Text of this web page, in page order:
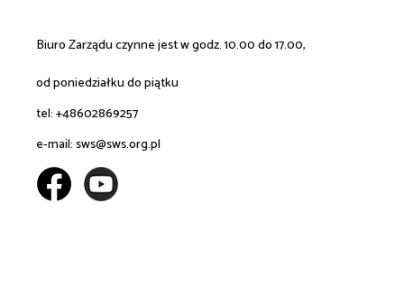
Biuro Zarządu czynne jest w godz. 10.00 do 17.00,
od poniedziałku do piątku
tel: +48602869257
e-mail:sws@sws.org.pl